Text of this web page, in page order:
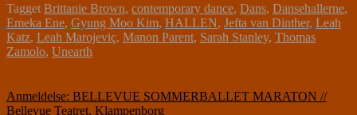
Tagget Brittanie Brown, contemporary dance, Dans, Dansehallerne,
Emeka Ene, Gyung Moo Kim, HALLEN, Jefta van Dinther, Leah
Katz, Leah Marojeviç, Manon Parent, Sarah Stanley, Thomas
Zamolo, Unearth
Indlægsnavigation
Anmeldelse: BELLEVUE SOMMERBALLET MARATON //
Bellevue Teatret, Klampenborg